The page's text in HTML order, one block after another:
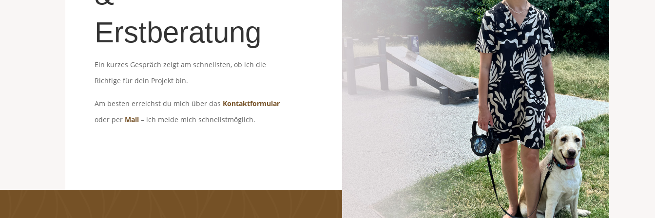
Erstberatung
Ein kurzes Gespräch zeigt am schnellsten, ob ich die
Richtige für dein Projekt bin.
Am besten erreichst du mich über das Kontaktformular
oder per Mail – ich melde mich schnellstmöglich.